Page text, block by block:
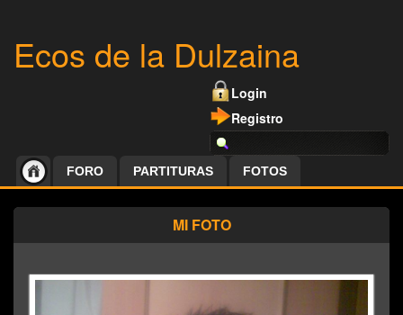
Ecos de la Dulzaina
Login
Registro
FORO PARTITURAS FOTOS
MI FOTO